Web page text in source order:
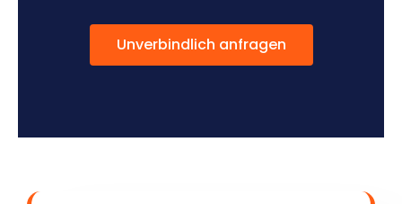
Unverbindlich anfragen